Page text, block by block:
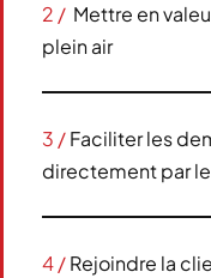
2 / Mettre en
plein air
3 /Faciliter les
directement par
4 /Rejoindre la